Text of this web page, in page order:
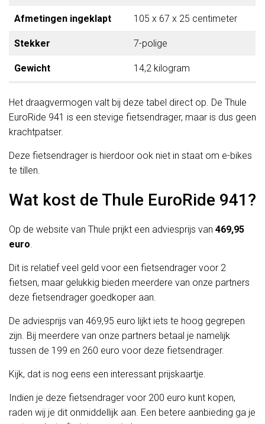
Afmetingen ingeklapt 105 x 67 x 25 centimeter
Stekker 7-polige
Gewicht 14,2 kilogram
Het draagvermogen valt bij deze tabel direct op. De Thule
EuroRide 941 is een stevige fietsendrager, maar is dus geen
krachtpatser.
Deze fietsendrager is hierdoor ook niet in staat om e-bikes
te tillen.
Wat kost de Thule EuroRide 941?
Op de website van Thule prijkt een adviesprijs van 469,95
euro.
Dit is relatief veel geld voor een fietsendrager voor 2
fietsen, maar gelukkig bieden meerdere van onze partners
deze fietsendrager goedkoper aan.
De adviesprijs van 469,95 euro lijkt iets te hoog gegrepen
zijn. Bij meerdere van onze partners betaal je namelijk
tussen de 199 en 260 euro voor deze fietsendrager.
Kijk, dat is nog eens een interessant prijskaartje.
Indien je deze fietsendrager voor 200 euro kunt kopen,
raden wij je dit onmiddellijk aan. Een betere aanbieding ga je